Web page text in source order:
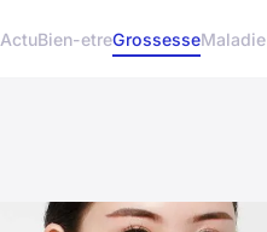
ActuBien-etreGrossesseMaladie